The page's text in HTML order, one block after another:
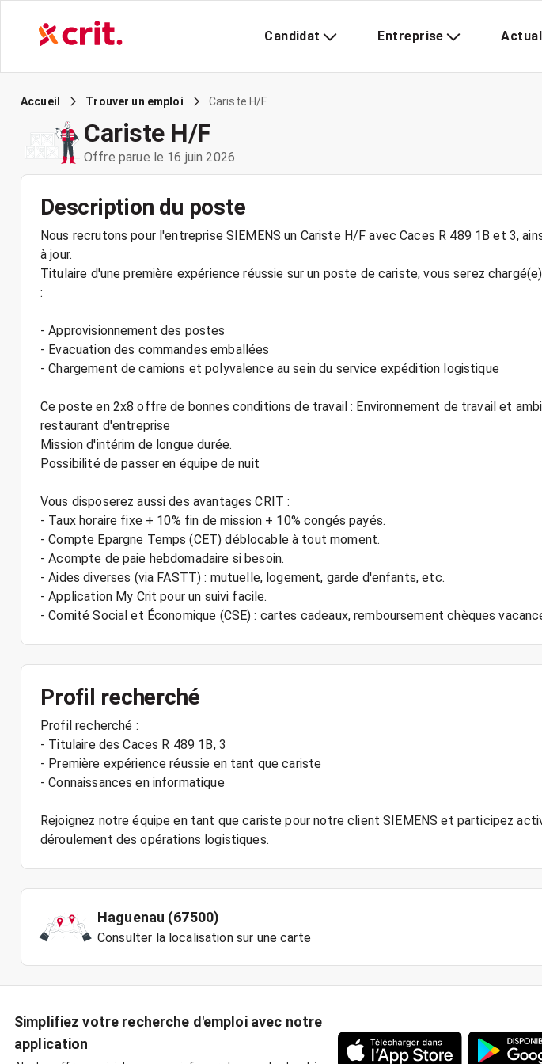
Candidat Entreprise
Accueil Trouver un emploi Cariste H/F
Cariste H/F
Offre parue le 16 juin 2026
Description du poste
Nous recrutons pour l'entreprise SIEMENS un Cariste H/F avec Caces R 489 1B et 3,
à jour.
Titulaire d'une première expérience réussie sur un poste de cariste, vous serez
:
- Approvisionnement des postes
- Evacuation des commandes emballées
- Chargement de camions et polyvalence au sein du service expédition logistique
Ce poste en 2x8 offre de bonnes conditions de travail : Environnement de travail et
restaurant d'entreprise
Mission d'intérim de longue durée.
Possibilité de passer en équipe de nuit
Vous disposerez aussi des avantages CRIT :
- Taux horaire fixe + 10% fin de mission + 10% congés payés.
- Compte Epargne Temps (CET) déblocable à tout moment.
- Acompte de paie hebdomadaire si besoin.
- Aides diverses (via FASTT) : mutuelle, logement, garde d'enfants, etc.
- Application My Crit pour un suivi facile.
Profil recherché
Profil recherché :
- Titulaire des Caces R 489 1B, 3
- Première expérience réussie en tant que cariste
- Connaissances en informatique
Rejoignez notre équipe en tant que cariste pour notre client SIEMENS et participez
Haguenau (67500)
Consulter la localisation sur une carte
Simplifiez votre recherche d'emploi avec notre
application